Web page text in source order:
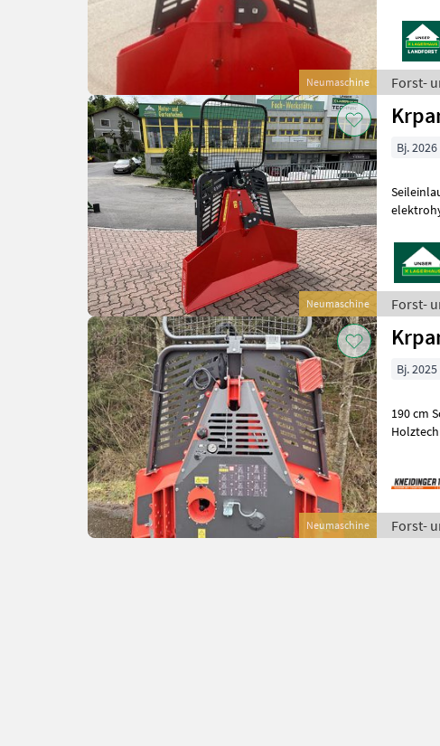
Neumaschine Forst-
Neumaschine
Bj. 2026
Forst-
Neumaschine
Bj. 2025
190 cm Schild
Forst-